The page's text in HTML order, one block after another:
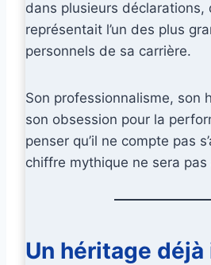
dans plusieurs
représentait l’un des plus
personnels de sa carrière.
Son professionnalisme, son
son obsession pour la
penser qu’il ne compte pas
chiffre mythique ne sera
Un héritage déjà